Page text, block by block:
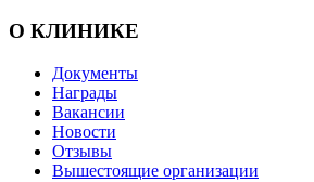
О КЛИНИКЕ
Документы
Награды
Вакансии
Новости
Отзывы
Вышестоящие организации